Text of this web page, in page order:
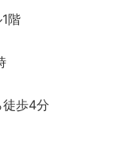
階
歩4分